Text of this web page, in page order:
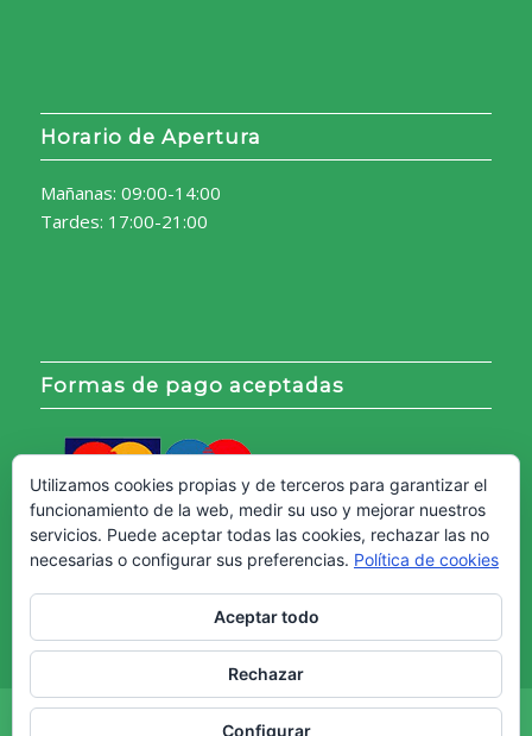
Horario de Apertura
Mañanas: 09:00-14:00
Tardes: 17:00-21:00
Formas de pago aceptadas
Copyright © - Web creada por Diseño Web Granada.
Utilizamos cookies propias y de terceros para garantizar el
funcionamiento de la web, medir su uso y mejorar nuestros
servicios. Puede aceptar todas las cookies, rechazar las no
necesarias o configurar sus preferencias. Política de cookies
Aceptar todo
Rechazar
Configurar